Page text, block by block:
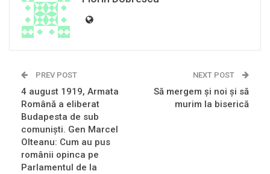
PREV POST
4 august 1919, Armata
Română a eliberat
Budapesta de sub
comuniști. Gen Marcel
Olteanu: Cum au pus
românii opinca pe
Parlamentul de la
NEXT POST
Să mergem şi noi şi să
murim la biserică